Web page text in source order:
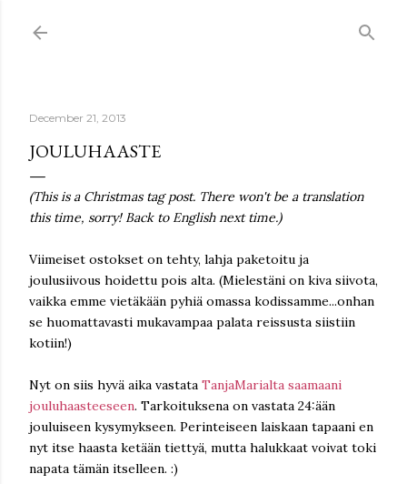
December 21, 2013
JOULUHAASTE
(This is a Christmas tag post. There won't be a translation
this time, sorry! Back to English next time.)
Viimeiset ostokset on tehty, lahja paketoitu ja
joulusiivous hoidettu pois alta. (Mielestäni on kiva siivota,
vaikka emme vietäkään pyhiä omassa kodissamme...onhan
se huomattavasti mukavampaa palata reissusta siistiin
kotiin!)
Nyt on siis hyvä aika vastata TanjaMarialta saamaani
jouluhaasteeseen. Tarkoituksena on vastata 24:ään
jouluiseen kysymykseen. Perinteiseen laiskaan tapaani en
nyt itse haasta ketään tiettyä, mutta halukkaat voivat toki
napata tämän itselleen. :)